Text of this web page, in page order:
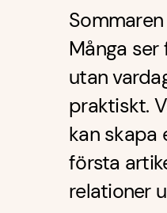
Många
utan
praktiskt.
kan skapa
första
relationer